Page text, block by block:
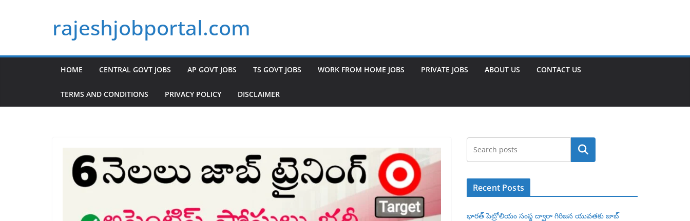
rajeshjobportal.com
HOME CENTRAL GOVT JOBS AP GOVT JOBS TS GOVT JOBS WORK FROM HOME JOBS PRIVATE JOBS ABOUT US CONTACT US
TERMS AND CONDITIONS PRIVACY POLICY DISCLAIMER
Search
Recent Posts
భారత్ పెట్రోలియం సంస్థ ద్వారా గిరిజన యువతకు జాబ్